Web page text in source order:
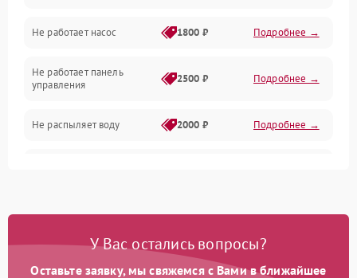
Вода
Гигиена
Программное обеспечение
Не работает насос 1800 ₽ Подробнее →
Не работает панель
управления
2500 ₽ Подробнее →
Не распыляет воду 2000 ₽ Подробнее →
Проблемы с набором
Не работает сушилка 2100 ₽ Подробнее →
У Вас остались вопросы?
Оставьте заявку, мы свяжемся с Вами в ближайшее